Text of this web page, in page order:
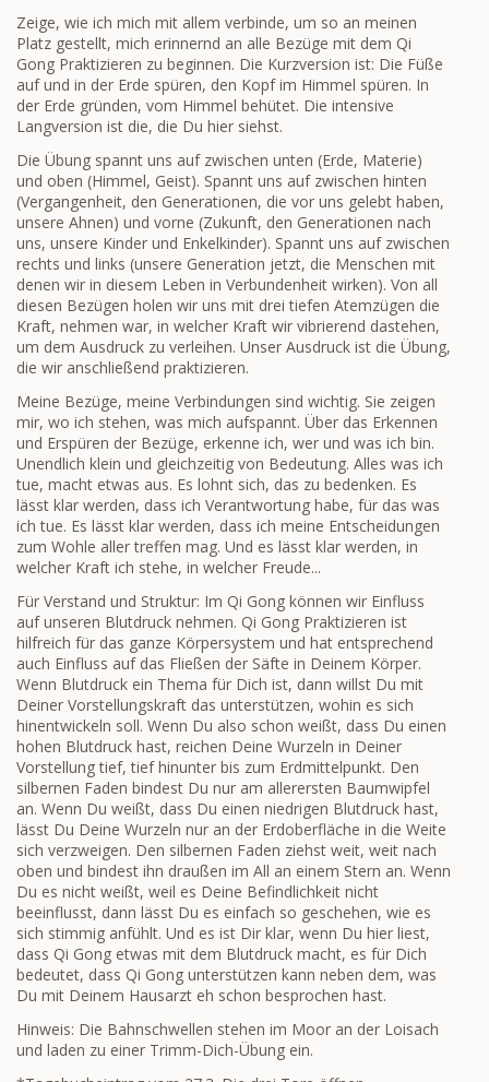
Zeige, wie ich mich mit allem verbinde, um so an meinen
Platz gestellt, mich erinnernd an alle Bezüge mit dem Qi
Gong Praktizieren zu beginnen. Die Kurzversion ist: Die Füße
auf und in der Erde spüren, den Kopf im Himmel spüren. In
der Erde gründen, vom Himmel behütet. Die intensive
Langversion ist die, die Du hier siehst.
Die Übung spannt uns auf zwischen unten (Erde, Materie)
und oben (Himmel, Geist). Spannt uns auf zwischen hinten
(Vergangenheit, den Generationen, die vor uns gelebt haben,
unsere Ahnen) und vorne (Zukunft, den Generationen nach
uns, unsere Kinder und Enkelkinder). Spannt uns auf zwischen
rechts und links (unsere Generation jetzt, die Menschen mit
denen wir in diesem Leben in Verbundenheit wirken). Von all
diesen Bezügen holen wir uns mit drei tiefen Atemzügen die
Kraft, nehmen war, in welcher Kraft wir vibrierend dastehen,
um dem Ausdruck zu verleihen. Unser Ausdruck ist die Übung,
die wir anschließend praktizieren.
Meine Bezüge, meine Verbindungen sind wichtig. Sie zeigen
mir, wo ich stehen, was mich aufspannt. Über das Erkennen
und Erspüren der Bezüge, erkenne ich, wer und was ich bin.
Unendlich klein und gleichzeitig von Bedeutung. Alles was ich
tue, macht etwas aus. Es lohnt sich, das zu bedenken. Es
lässt klar werden, dass ich Verantwortung habe, für das was
ich tue. Es lässt klar werden, dass ich meine Entscheidungen
zum Wohle aller treffen mag. Und es lässt klar werden, in
welcher Kraft ich stehe, in welcher Freude...
Für Verstand und Struktur: Im Qi Gong können wir Einfluss
auf unseren Blutdruck nehmen. Qi Gong Praktizieren ist
hilfreich für das ganze Körpersystem und hat entsprechend
auch Einfluss auf das Fließen der Säfte in Deinem Körper.
Wenn Blutdruck ein Thema für Dich ist, dann willst Du mit
Deiner Vorstellungskraft das unterstützen, wohin es sich
hinentwickeln soll. Wenn Du also schon weißt, dass Du einen
hohen Blutdruck hast, reichen Deine Wurzeln in Deiner
Vorstellung tief, tief hinunter bis zum Erdmittelpunkt. Den
silbernen Faden bindest Du nur am allerersten Baumwipfel
an. Wenn Du weißt, dass Du einen niedrigen Blutdruck hast,
lässt Du Deine Wurzeln nur an der Erdoberfläche in die Weite
sich verzweigen. Den silbernen Faden ziehst weit, weit nach
oben und bindest ihn draußen im All an einem Stern an. Wenn
Du es nicht weißt, weil es Deine Befindlichkeit nicht
beeinflusst, dann lässt Du es einfach so geschehen, wie es
sich stimmig anfühlt. Und es ist Dir klar, wenn Du hier liest,
dass Qi Gong etwas mit dem Blutdruck macht, es für Dich
bedeutet, dass Qi Gong unterstützen kann neben dem, was
Du mit Deinem Hausarzt eh schon besprochen hast.
Hinweis: Die Bahnschwellen stehen im Moor an der Loisach
und laden zu einer Trimm-Dich-Übung ein.